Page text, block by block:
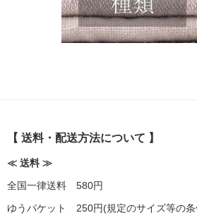
【 送料・配送方法について 】
≪ 送料 ≫
全国一律送料 580円
ゆうパケット 250円(規定のサイズ等の条